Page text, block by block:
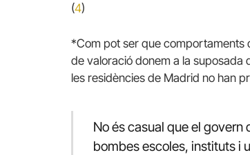
(4)
*Com pot ser que comportaments
de valoració donem a la suposada
les residències de Madrid no han
No és casual que el govern
bombes escoles, instituts i